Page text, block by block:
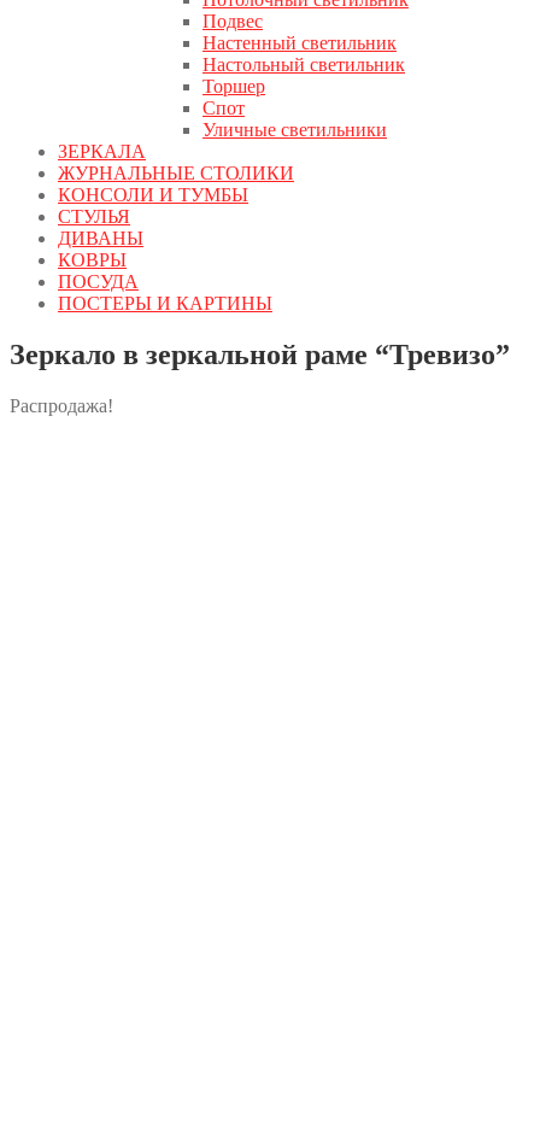
Подвес
Настенный светильник
Настольный светильник
Торшер
Спот
Уличные светильники
ЗЕРКАЛА
ЖУРНАЛЬНЫЕ СТОЛИКИ
КОНСОЛИ И ТУМБЫ
СТУЛЬЯ
ДИВАНЫ
КОВРЫ
ПОСУДА
ПОСТЕРЫ И КАРТИНЫ
Зеркало в зеркальной раме “Тревизо”
Распродажа!